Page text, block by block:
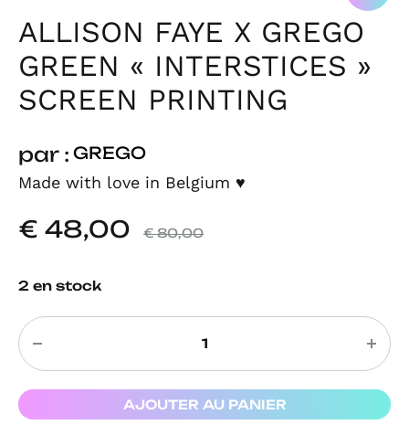
ALLISON FAYE X GREGO
GREEN « INTERSTICES »
SCREEN PRINTING
par : GREGO
Made with love in Belgium ♥
€ 48,00 €80,00
2 en stock
Quantity
AJOUTER AU PANIER